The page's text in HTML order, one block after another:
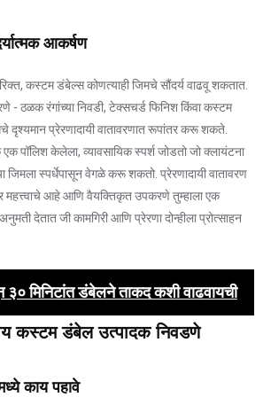
आकर्षण
कस्टम डंबेल्स कोणत्याही जिमचे सौंदर्य वाढवू शकतात.
ठळक रंगांच्या निवडी, टेक्सचर्ड फिनिश किंवा कस्टम
दृश्यमान प्रेरणादायी वातावरणात रूपांतर करू शकते.
पॉलिश केलेला, व्यावसायिक स्पर्श जोडतो जो क्लायंटना
स्पर्धेपासून वेगळे करू शकतो. प्रेरणादायी वातावरण
महत्त्वाचे आहे आणि वैयक्तिकृत उपकरणे तुम्हाला एक
देतात जी कामगिरी आणि प्रेरणा दोन्हीला प्रोत्साहन
३० मिनिटांत डंबेलने ताकद कशी वाढवायची
कस्टम डंबेल उत्पादक निवडणे
काय पहावे